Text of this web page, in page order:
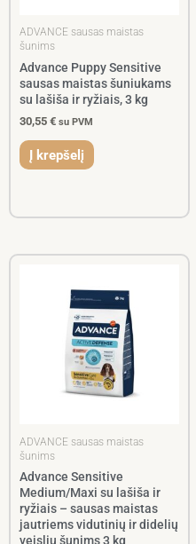
ADVANCE sausas maistas
šunims
Advance Puppy Sensitive
sausas maistas šuniukams
su lašiša ir ryžiais, 3 kg
30,55 € su PVM
Į krepšelį
ADVANCE sausas maistas
šunims
Advance Sensitive
Medium/Maxi su lašiša ir
ryžiais – sausas maistas
jautriems vidutinių ir didelių
veislių šunims 3 kg